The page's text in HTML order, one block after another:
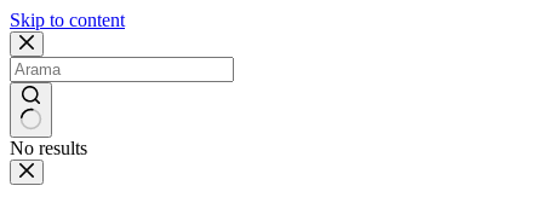
Skip to content
No results